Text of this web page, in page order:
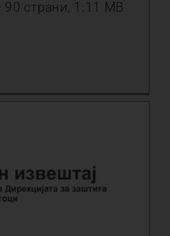
страни, 1.11 MB